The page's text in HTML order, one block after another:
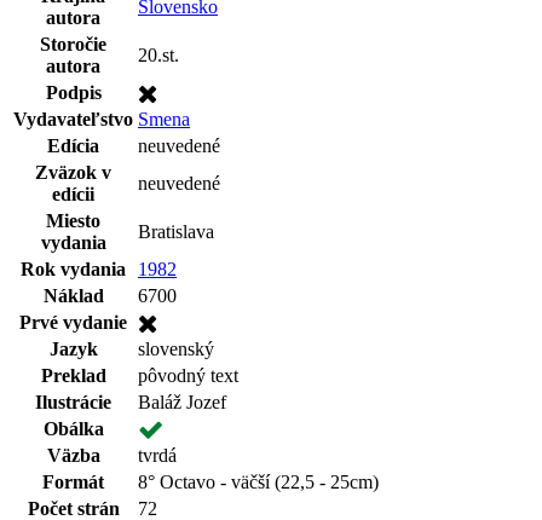
autora
Slovensko
Storočie
autora
20.st.
Podpis
Vydavateľstvo Smena
Edícia
neuvedené
Zväzok v
edícii
neuvedené
Miesto
vydania
Bratislava
Rok vydania
1982
Náklad
6700
Prvé vydanie
Jazyk
slovenský
Preklad
pôvodný text
Ilustrácie
Baláž Jozef
Obálka
Väzba
tvrdá
Formát
8° Octavo - väčší (22,5 - 25cm)
Počet strán
72